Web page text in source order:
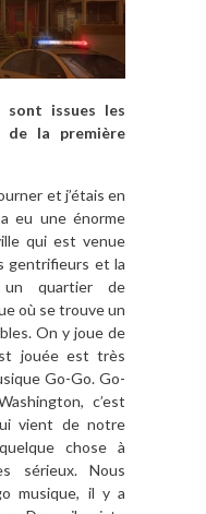
sont issues les
de la première
et j’étais en
eu une énorme
qui est venue
gentrifieurs et la
un quartier de
où se trouve un
On y joue de
jouée est très
Go-Go. Go-
c’est
vient de notre
chose à
sérieux. Nous
musique, il y a